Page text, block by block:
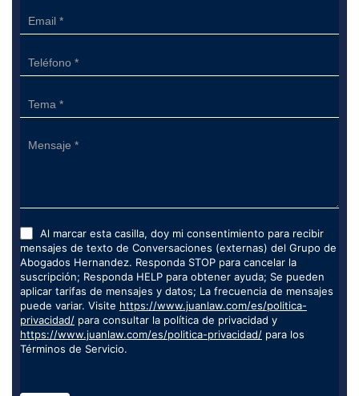
Al marcar esta casilla, doy mi consentimiento para recibir
mensajes de texto de Conversaciones (externas) del Grupo de
Abogados Hernandez. Responda STOP para cancelar la
suscripción; Responda HELP para obtener ayuda; Se pueden
aplicar tarifas de mensajes y datos; La frecuencia de mensajes
puede variar. Visite https://www.juanlaw.com/es/politica-
privacidad/ para consultar la política de privacidad y
https://www.juanlaw.com/es/politica-privacidad/ para los
Términos de Servicio.